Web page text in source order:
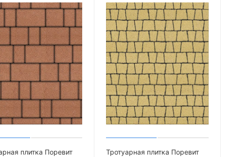
плитка Поревит
Тротуарная плитка Поревит